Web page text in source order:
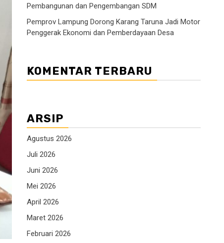
Pembangunan dan Pengembangan SDM
Pemprov Lampung Dorong Karang Taruna Jadi Motor
Penggerak Ekonomi dan Pemberdayaan Desa
KOMENTAR TERBARU
ARSIP
Agustus 2026
Juli 2026
Juni 2026
Mei 2026
April 2026
Maret 2026
Februari 2026